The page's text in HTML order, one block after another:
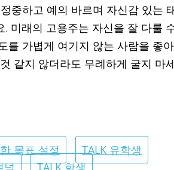
중하고 예의 바르며 자신감 있는
. 미래의 고용주는 자신을 잘 다룰
를 가볍게 여기지 않는 사람을 좋아
같지 않더라도 무례하게 굴지 마
목표 설정
TALK 유학생